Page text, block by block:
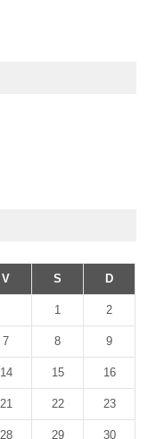
V S D
1 2
7 8 9
14 15 16
21 22 23
28 29 30